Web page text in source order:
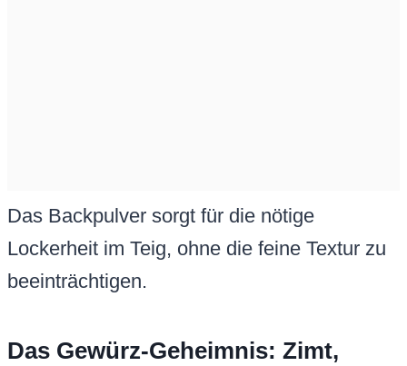
Das Backpulver sorgt für die nötige
Lockerheit im Teig, ohne die feine Textur zu
beeinträchtigen.
Das Gewürz-Geheimnis: Zimt,